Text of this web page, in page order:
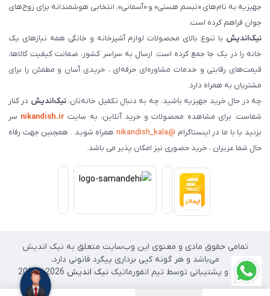
جهیزیه به نام‌های «تبسم هستی» و «آسمانی»، انتخابی هوشمندانه برای زوج‌های
جوان فراهم کرده است.
نیک‌اندیش با تنوع بالای محصولات لوازم آشپزخانه و خانگی همه نیازهای یک
خانه را در یک جا جمع کرده است. ارسال به سراسر کشور، ضمانت کیفیت کالاها،
قیمت‌های رقابتی و خدمات مشاوره‌ای حرفه‌ای ، خریدی آسان و مطمئن را برای
مشتریان به همراه دارد.
چه در حال خرید جهیزیه باشید، چه به دنبال تکمیل خانه‌تان،نیک‌اندیش در کنار
شماست. برای مشاهده محصولات و خرید آنلاین، به سایت nikandish.ir سر
بزنید یا با ما در اینستاگرام @nikandish_kala
همراه شوید . همچنین جهت رفاه
حال شما عزیزان ، خرید حضوری نیز امکان پذیر می باشد.
تمامی حقوق مادی و معنوی این وب‌سایت متعلق به نیک اندیش
می‌باشد و هر گونه کپی برداری پیگرد قانونی دارد.
طراحی و پشتیبانی توسط تیم انفورماتیک نیک اندیش 2026 - 2025